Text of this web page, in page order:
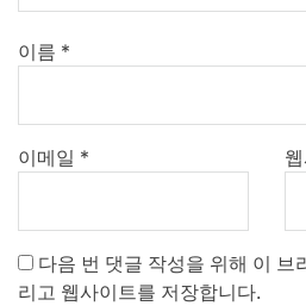
이름 *
이메일 *
다음 번 댓글 작성을 위해 이 브
리고 웹사이트를 저장합니다.